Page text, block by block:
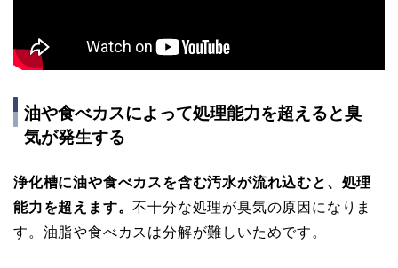
油や食べカスによって処理能力を超えると臭
気が発生する
浄化槽に油や食べカスを含む汚水が流れ込むと、処理
能力を超えます。不十分な処理が臭気の原因になりま
す。油脂や食べカスは分解が難しいためです。